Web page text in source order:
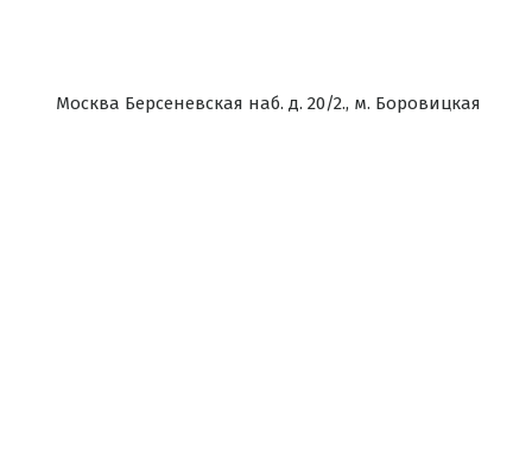
Москва Берсеневская наб. д. 20/2., м. Боровицкая